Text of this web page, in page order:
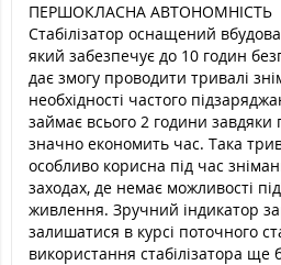
ПЕРШОКЛАСНА АВТОНОМНІСТЬ
Стабілізатор оснащений
який забезпечує до 10 годин
дає змогу проводити тривалі
необхідності частого
займає всього 2 години
значно економить час. Така
особливо корисна під час
заходах, де немає можливості
живлення. Зручний індикатор
залишатися в курсі поточного
використання стабілізатора